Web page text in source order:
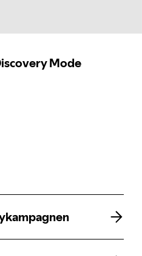
Mode